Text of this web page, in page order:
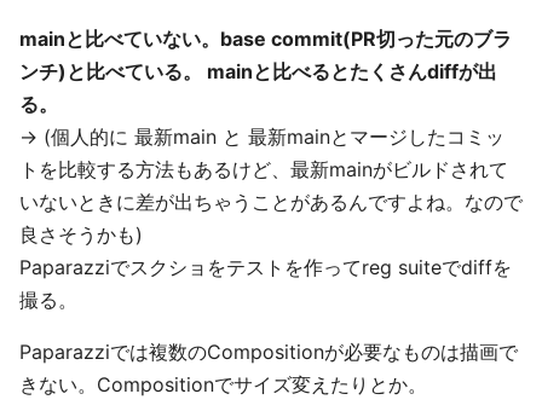
mainと比べていない。base commit(PR切った元のブラ
ンチ)と比べている。 mainと比べるとたくさんdiffが出
る。
→ (個人的に 最新main と 最新mainとマージしたコミッ
トを比較する方法もあるけど、最新mainがビルドされて
いないときに差が出ちゃうことがあるんですよね。なので
良さそうかも)
Paparazziでスクショをテストを作ってreg suiteでdiffを
撮る。
Paparazziでは複数のCompositionが必要なものは描画で
きない。Compositionでサイズ変えたりとか。